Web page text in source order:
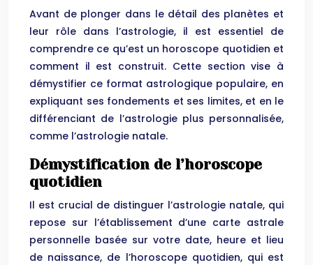
Avant de plonger dans le détail des planètes et
leur rôle dans l’astrologie, il est essentiel de
comprendre ce qu’est un horoscope quotidien et
comment il est construit. Cette section vise à
démystifier ce format astrologique populaire, en
expliquant ses fondements et ses limites, et en le
différenciant de l’astrologie plus personnalisée,
comme l’astrologie natale.
Démystification de l’horoscope
quotidien
Il est crucial de distinguer l’astrologie natale, qui
repose sur l’établissement d’une carte astrale
personnelle basée sur votre date, heure et lieu
de naissance, de l’horoscope quotidien, qui est